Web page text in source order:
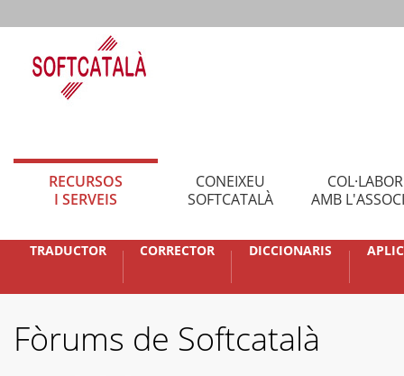
RECURSOS
I SERVEIS
CONEIXEU
SOFTCATALÀ
AMB
TRADUCTOR CORRECTOR DICCIONARIS
Fòrums de Softcatalà